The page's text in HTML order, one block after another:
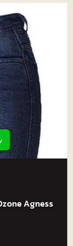
variantov.
Možnosti
si
môžete
vybrať
na
stránke
produktu.
Agness